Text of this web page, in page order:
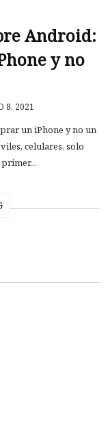
Android:
y no
8, 2021
un iPhone y no un
celulares, solo